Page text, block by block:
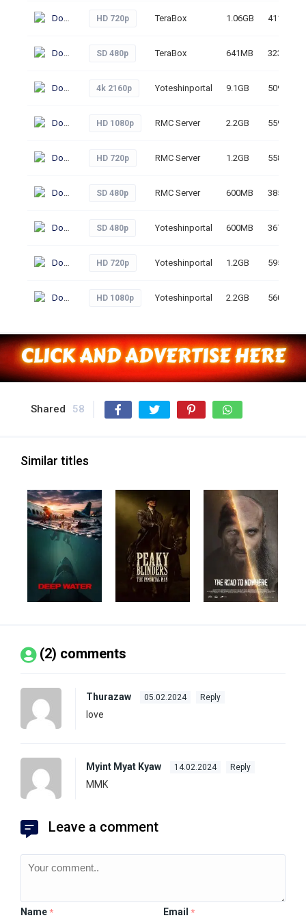
Download HD 720p TeraBox 1.06GB 411
Download SD 480p TeraBox 641MB 323
Download 4k 2160p Yoteshinportal 9.1GB 509
Download HD 1080p RMC Server 2.2GB 559
Download HD 720p RMC Server 1.2GB 558
Download SD 480p RMC Server 600MB 385
Download SD 480p Yoteshinportal 600MB 367
Download HD 720p Yoteshinportal 1.2GB 595
Download HD 1080p Yoteshinportal 2.2GB 560
Shared 58
Similar titles
(2) comments
Thurazaw 05.02.2024 Reply
love
Myint Myat Kyaw 14.02.2024 Reply
MMK
Leave a comment
Name * Email *